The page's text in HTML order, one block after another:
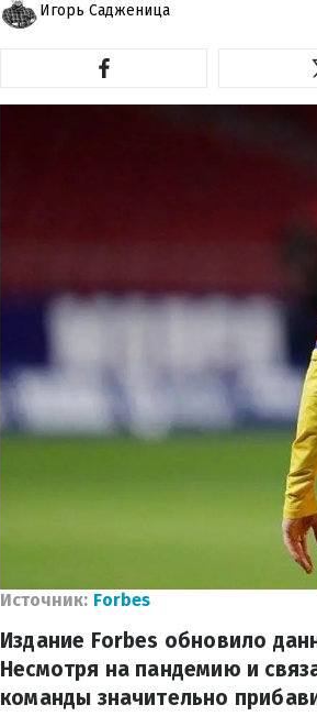
Игорь Садженица
Источник: Forbes
Издание Forbes обновило
Несмотря на пандемию и
команды значительно